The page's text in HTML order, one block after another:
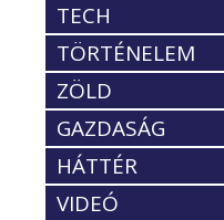
TECH
TÖRTÉNELEM
ZÖLD
GAZDASÁG
HÁTTÉR
VIDEÓ